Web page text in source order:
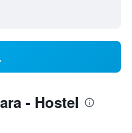
- Hostel